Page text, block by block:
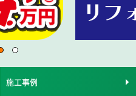
施工事例